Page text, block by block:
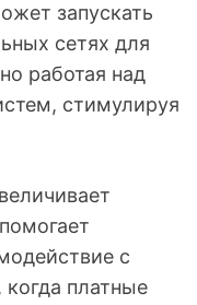
запускать
сетях для
работая над
стимулируя
с
платные